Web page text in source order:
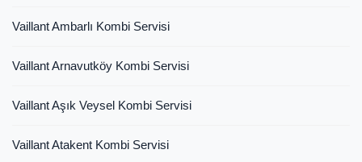
Vaillant Ambarlı Kombi Servisi
Vaillant Arnavutköy Kombi Servisi
Vaillant Aşık Veysel Kombi Servisi
Vaillant Atakent Kombi Servisi